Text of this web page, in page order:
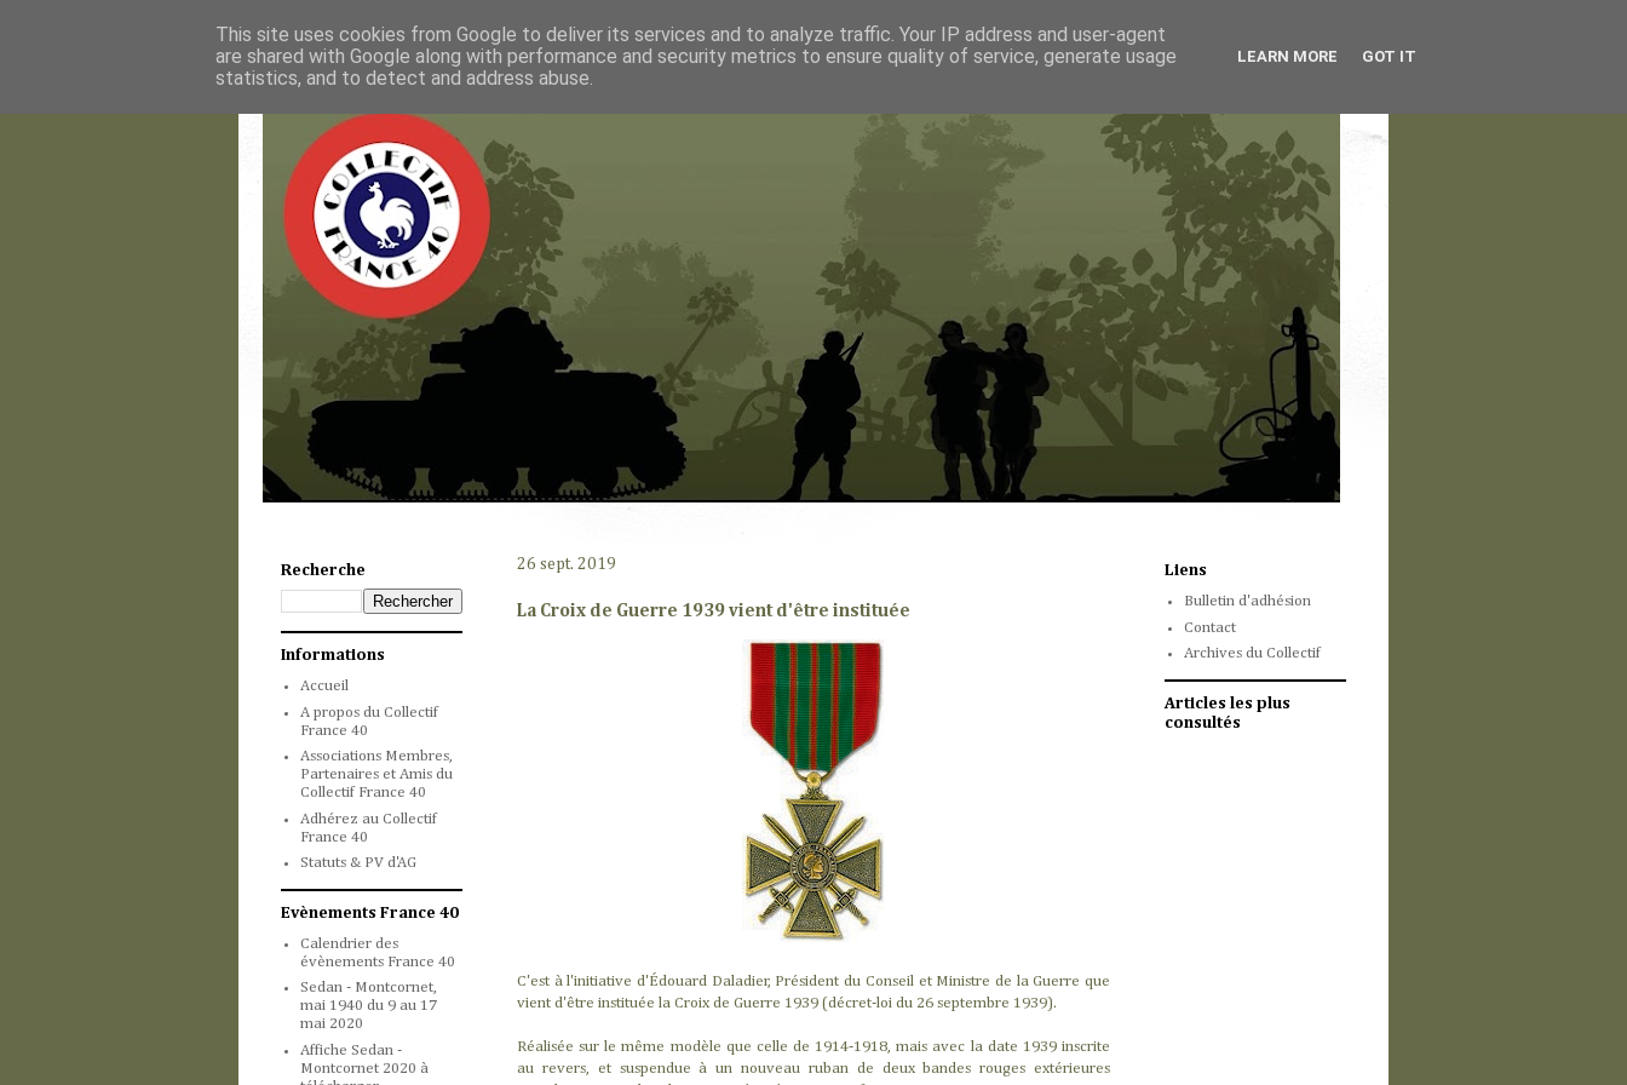
26 sept. 2019
La Croix de Guerre 1939 vient d'être instituée
C'est à l'initiative d'Édouard Daladier, Président du Conseil et Ministre de la Guerre que
vient d'être instituée la Croix de Guerre 1939 (décret-loi du 26 septembre 1939).
Réalisée sur le même modèle que celle de 1914-1918, mais avec la date 1939 inscrite
au revers, et suspendue à un nouveau ruban de deux bandes rouges extérieures
Recherche
Informations
Accueil
A propos du Collectif
France 40
Associations Membres,
Partenaires et Amis du
Collectif France 40
Adhérez au Collectif
France 40
Statuts & PV d'AG
Evènements France 40
Calendrier des
évènements France 40
Sedan - Montcornet,
mai 1940 du 9 au 17
mai 2020
Affiche Sedan -
Montcornet 2020 à
Liens
Bulletin d'adhésion
Contact
Archives du Collectif
Articles les plus
consultés
This site uses cookies from Google to deliver its services and to analyze traffic. Your IP address and user-agent
are shared with Google along with performance and security metrics to ensure quality of service, generate usage
statistics, and to detect and address abuse.
LEARN MORE GOT IT